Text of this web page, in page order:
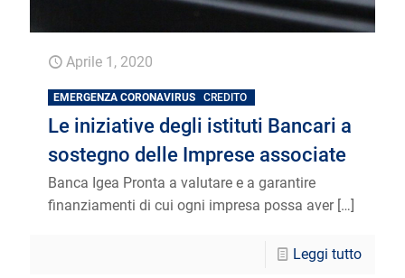
Aprile 1, 2020
EMERGENZA CORONAVIRUS CREDITO
Le iniziative degli istituti Bancari a
sostegno delle Imprese associate
Banca Igea Pronta a valutare e a garantire
finanziamenti di cui ogni impresa possa aver[…]
Leggi tutto